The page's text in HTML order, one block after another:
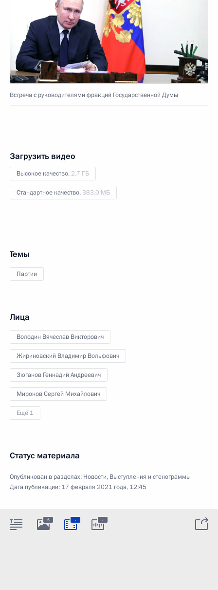
Встреча с руководителями фракций Государственной Думы
Загрузить видео
Высокое качество, 2.7 ГБ
Стандартное качество, 383.0 МБ
Темы
Партии
Лица
Володин Вячеслав Викторович
Жириновский Владимир Вольфович
Зюганов Геннадий Андреевич
Миронов Сергей Михайлович
Ещё 1
Статус материала
Опубликован в разделах: Новости, Выступления и стенограммы
Дата публикации: 17 февраля 2021 года, 12:45
5 : :